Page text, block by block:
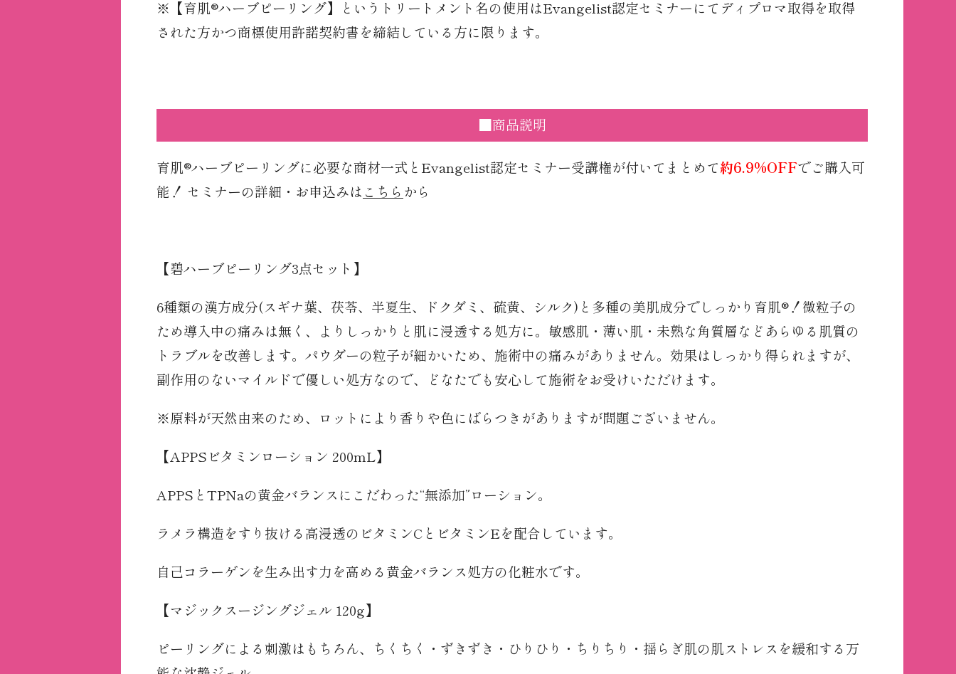
※【育肌®ハーブピーリング】というトリートメント名の使用はEvangelist認定セミナーにてディプロマ取得を取得
された方かつ商標使用許諾契約書を締結している方に限ります。
■商品説明
育肌®ハーブピーリングに必要な商材一式とEvangelist認定セミナー受講権が付いてまとめて 約6.9%OFFでご購入可
能！ セミナーの詳細・お申込みは こちら から
【碧ハーブピーリング3点セット】
6種類の漢方成分(スギナ葉、茯苓、半夏生、ドクダミ、硫黄、シルク)と多種の美肌成分でしっかり育肌®！微粒子の
ため導入中の痛みは無く、よりしっかりと肌に浸透する処方に。敏感肌・薄い肌・未熟な角質層などあらゆる肌質の
トラブルを改善します。パウダーの粒子が細かいため、施術中の痛みがありません。効果はしっかり得られますが、
副作用のないマイルドで優しい処方なので、どなたでも安心して施術をお受けいただけます。
※原料が天然由来のため、ロットにより香りや色にばらつきがありますが問題ございません。
【APPSビタミンローション 200mL】
APPSとTPNaの黄金バランスにこだわった“無添加”ローション。
ラメラ構造をすり抜ける高浸透のビタミンCとビタミンEを配合しています。
自己コラーゲンを生み出す力を高める黄金バランス処方の化粧水です。
【マジックスージングジェル 120g】
ピーリングによる刺激はもちろん、ちくちく・ずきずき・ひりひり・ちりちり・揺らぎ肌の肌ストレスを緩和する万